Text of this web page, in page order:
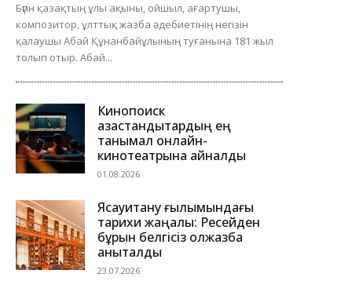
Бүгін қазақтың ұлы ақыны, ойшыл, ағартушы,
композитор, ұлттық жазба әдебиетінің негізін
қалаушы Абай Құнанбайұлының туғанына 181 жыл
толып отыр. Абай...
Кинопоиск
қазақстандықтардың ең
танымал онлайн-
кинотеатрына айналды
01.08.2026
Ясауитану ғылымындағы
тарихи жаңалық: Ресейден
бұрын белгісіз қолжазба
анықталды
23.07.2026